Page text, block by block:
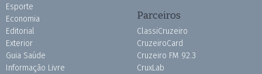
Esporte
Economia
Editorial
Exterior
Guia Saúde
Informação Livre
Parceiros
ClassiCruzeiro
CruzeiroCard
Cruzeiro FM 92.3
CruxLab